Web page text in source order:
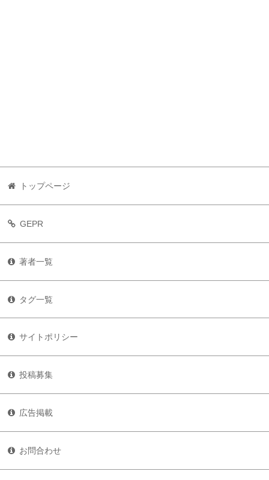
トップページ
GEPR
著者一覧
タグ一覧
サイトポリシー
投稿募集
広告掲載
お問合わせ